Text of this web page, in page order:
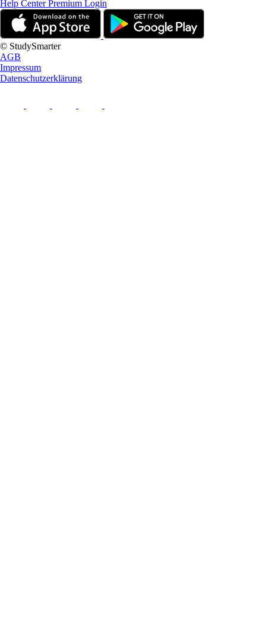
Help CenterPremium Login
© StudySmarter
AGB
Impressum
Datenschutzerklärung